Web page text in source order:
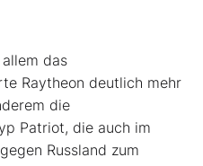
das
Raytheon deutlich mehr
die
Patriot, die auch im
Russland zum